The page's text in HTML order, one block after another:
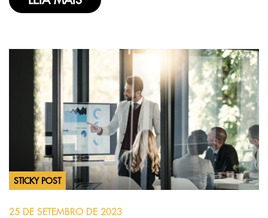
STICKY POST
25 DE SETEMBRO DE 2023